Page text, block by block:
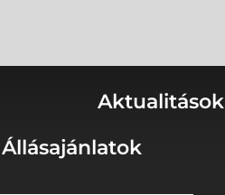
Aktualitások
Állásajánlatok